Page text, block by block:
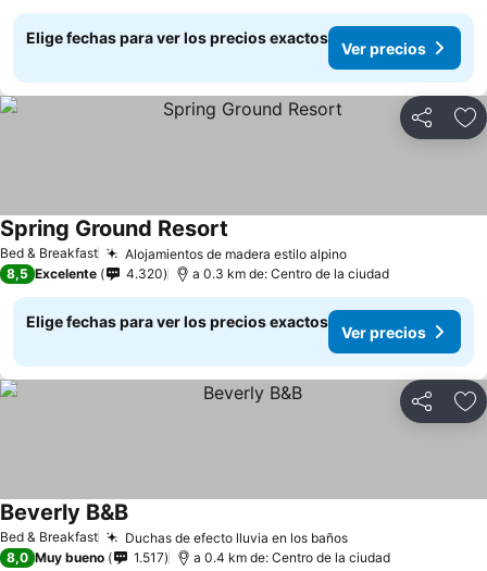
Elige fechas para ver los precios exactos
Ver precios
Compartir
Bed & Breakfast Alojamientos de madera estilo alpinoVer precios
Spring Ground Resort
8,5 Excelente 4.320 a 0.3 km de: Centro de la ciudad
Elige fechas para ver los precios exactos
Ver precios
Compartir
Bed & Breakfast Duchas de efecto lluvia en los bañosVer precios
Beverly B&BVer precios
8,0 Muy bueno 1.517 a 0.4 km de: Centro de la ciudad